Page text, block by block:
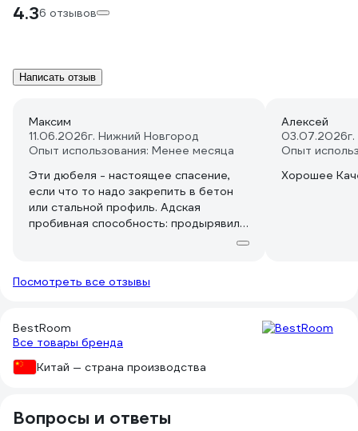
4.36 отзывов
Написать отзыв
Максим
11.06.2026г. Нижний Новгород
Опыт использования: Менее месяца
Эти дюбеля - настоящее спасение,
если что то надо закрепить в бетон
или стальной профиль. Адская
пробивная способность: продырявил 4
Алексей
03.07.2026
Опыт
Хорошее
Посмотреть все отзывы
BestRoom
Все товары бренда
Китай — страна производства
Вопросы и ответы